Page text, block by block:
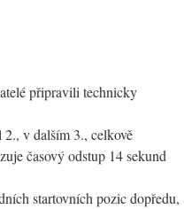
připravili technicky
v dalším 3., celkově
časový odstup 14 sekund
startovních pozic dopředu,